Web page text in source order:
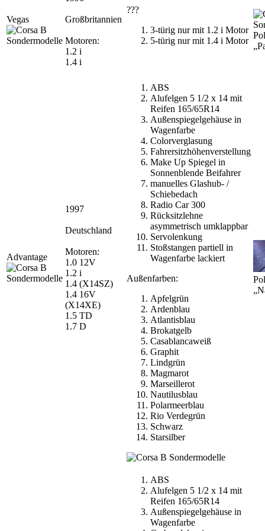
Vegas Großbritannien
Motoren:
1.2 i
1.4 i
???
3-türig nur mit 1.2 i Motor
5-türig nur mit 1.4 i Motor
Advantage
1997
Deutschland
Motoren:
1.0 12V
1.2 i
1.4 (X14SZ)
1.4 16V
(X14XE)
1.5 TD
1.7 D
ABS
Alufelgen 5 1/2 x 14 mit
Reifen 165/65R14
Außenspiegelgehäuse in
Wagenfarbe
Colorverglasung
Fahrersitzhöhenverstellung
Make Up Spiegel in
Sonnenblende Beifahrer
manuelles Glashub- /
Schiebedach
Radio Car 300
Rücksitzlehne
asymmetrisch umklappbar
Servolenkung
Stoßstangen partiell in
Wagenfarbe lackiert
Außenfarben:
Apfelgrün
Ardenblau
Atlantisblau
Brokatgelb
Casablancaweiß
Graphit
Lindgrün
Magmarot
Marseillerot
Nautilusblau
Polarmeerblau
Rio Verdegrün
Schwarz
Starsilber
ABS
Alufelgen 5 1/2 x 14 mit
Reifen 165/65R14
Außenspiegelgehäuse in
Wagenfarbe